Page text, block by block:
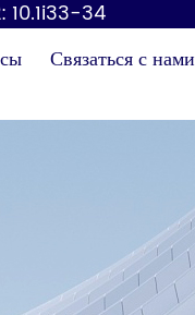
10.1i33-34
Связаться с нами